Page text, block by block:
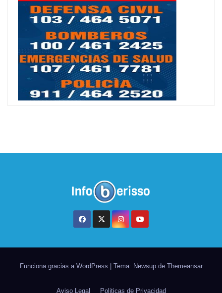
Funciona gracias a WordPress Tema: Newsup de Themeansar
Aviso Legal Politicas de Privacidad